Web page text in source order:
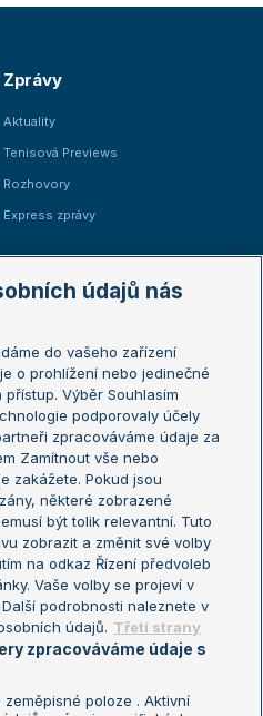
Zprávy
Aktuality
Tenisová Previews
Rozhovory
Express zprávy
Australian Open
French Open
Wimbledon
US Open
Turnaj mistrů
Turnaj mistryň
údajů nás
do vašeho zařízení
o prohlížení nebo jedinečné
Výběr Souhlasím
podporovaly účely
zpracováváme údaje za
Zamítnout vše nebo
zakážete. Pokud jsou
některé zobrazené
být tolik relevantní. Tuto
zobrazit a změnit své volby
na odkaz Řízení předvoleb
Vaše volby se projeví v
podrobnosti naleznete v
údajů. Třetí strany
zpracováváme údaje s
poloze . Aktivní